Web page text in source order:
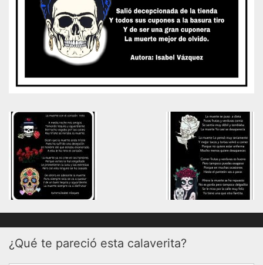
¿Qué te pareció esta calaverita?